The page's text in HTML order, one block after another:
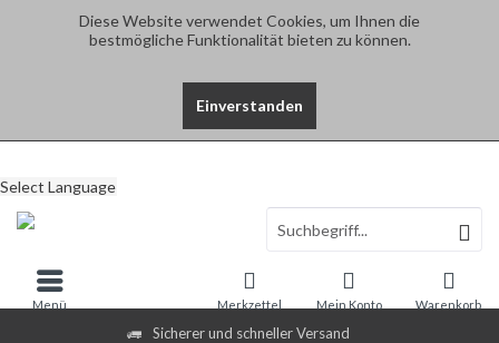
Diese Website verwendet Cookies, um Ihnen die
bestmögliche Funktionalität bieten zu können.
Einverstanden
Sicherer und schneller Versand
Select Language
Warenkorb
Merkzettel Mein Konto
Menü